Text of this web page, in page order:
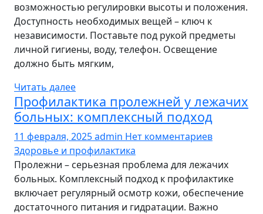
возможностью регулировки высоты и положения.
Доступность необходимых вещей – ключ к
независимости. Поставьте под рукой предметы
личной гигиены, воду, телефон. Освещение
должно быть мягким,
Читать далее
Профилактика пролежней у лежачих
больных: комплексный подход
11 февраля, 2025admin Нет комментариев
Здоровье и профилактика
Пролежни – серьезная проблема для лежачих
больных. Комплексный подход к профилактике
включает регулярный осмотр кожи, обеспечение
достаточного питания и гидратации. Важно